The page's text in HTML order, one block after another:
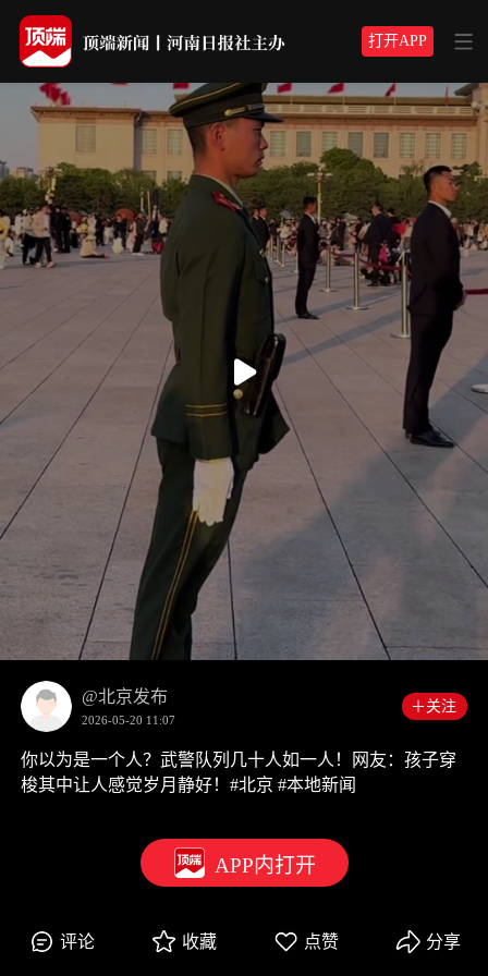
打开APP
00:00@北京发布
2026-05-20 11:07
＋关注
你以为是一个人？武警队列几十人如一人！网友：孩子穿
梭其中让人感觉岁月静好！#北京 #本地新闻
评论 收藏 点赞 分享
APP内打开